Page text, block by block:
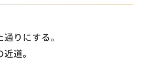
りにする。
道。